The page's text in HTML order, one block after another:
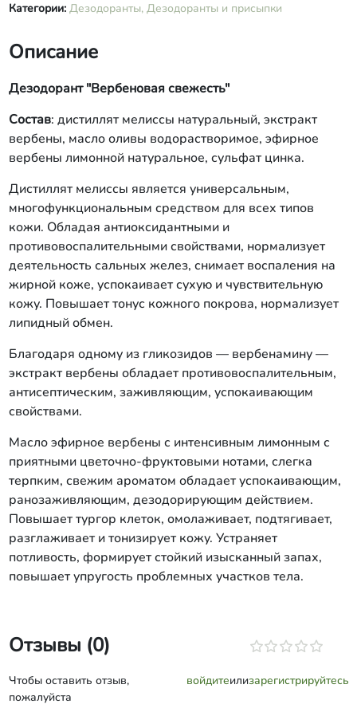
Категории: Дезодоранты, Дезодоранты и присыпки
Описание
Дезодорант "Вербеновая свежесть"
Состав: дистиллят мелиссы натуральный, экстракт
вербены, масло оливы водорастворимое, эфирное
вербены лимонной натуральное, сульфат цинка.
Дистиллят мелиссы является универсальным,
многофункциональным средством для всех типов
кожи. Обладая антиоксидантными и
противовоспалительными свойствами, нормализует
деятельность сальных желез, снимает воспаления на
жирной коже, успокаивает сухую и чувствительную
кожу. Повышает тонус кожного покрова, нормализует
липидный обмен.
Благодаря одному из гликозидов — вербенамину —
экстракт вербены обладает противовоспалительным,
антисептическим, заживляющим, успокаивающим
свойствами.
Масло эфирное вербены с интенсивным лимонным с
приятными цветочно-фруктовыми нотами, слегка
терпким, свежим ароматом обладает успокаивающим,
ранозаживляющим, дезодорирующим действием.
Повышает тургор клеток, омолаживает, подтягивает,
разглаживает и тонизирует кожу. Устраняет
потливость, формирует стойкий изысканный запах,
повышает упругость проблемных участков тела.
Отзывы (0)
Чтобы оставить отзыв,
пожалуйста
войдитеилизарегистрируйтесь